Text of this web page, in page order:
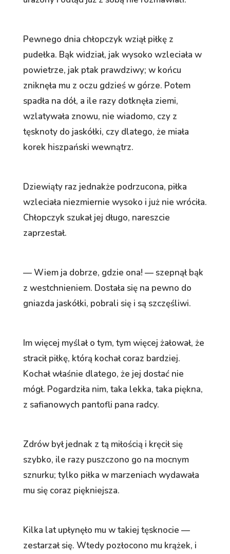
Pewnego dnia chłopczyk wziął piłkę z
pudełka. Bąk widział, jak wysoko wzleciała w
powietrze, jak ptak prawdziwy; w końcu
zniknęła mu z oczu gdzieś w górze. Potem
spadła na dół, a ile razy dotknęła ziemi,
wzlatywała znowu, nie wiadomo, czy z
tęsknoty do jaskółki, czy dlatego, że miała
korek hiszpański wewnątrz.
Dziewiąty raz jednakże podrzucona, piłka
wzleciała niezmiernie wysoko i już nie wróciła.
Chłopczyk szukał jej długo, nareszcie
zaprzestał.
— Wiem ja dobrze, gdzie ona! — szepnął bąk
z westchnieniem. Dostała się na pewno do
gniazda jaskółki, pobrali się i są szczęśliwi.
Im więcej myślał o tym, tym więcej żałował, że
stracił piłkę, którą kochał coraz bardziej.
Kochał właśnie dlatego, że jej dostać nie
mógł. Pogardziła nim, taka lekka, taka piękna,
z safianowych pantofli pana radcy.
Zdrów był jednak z tą miłością i kręcił się
szybko, ile razy puszczono go na mocnym
sznurku; tylko piłka w marzeniach wydawała
mu się coraz piękniejsza.
Kilka lat upłynęło mu w takiej tęsknocie —
zestarzał się. Wtedy pozłocono mu krążek, i